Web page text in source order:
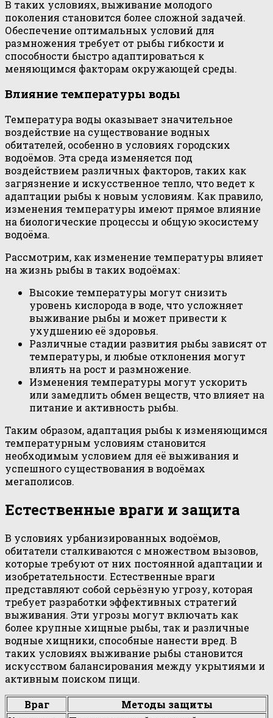
В таких условиях, выживание молодого
поколения становится более сложной задачей.
Обеспечение оптимальных условий для
размножения требует от рыбы гибкости и
способности быстро адаптироваться к
меняющимся факторам окружающей среды.
Влияние температуры воды
Температура воды оказывает значительное
воздействие на существование водных
обитателей, особенно в условиях городских
водоёмов. Эта среда изменяется под
воздействием различных факторов, таких как
загрязнение и искусственное тепло, что ведет к
адаптации рыбы к новым условиям. Как правило,
изменения температуры имеют прямое влияние
на биологические процессы и общую экосистему
водоёма.
Рассмотрим, как изменение температуры влияет
на жизнь рыбы в таких водоёмах:
Высокие температуры могут снизить
уровень кислорода в воде, что усложняет
выживание рыбы и может привести к
ухудшению её здоровья.
Различные стадии развития рыбы зависят от
температуры, и любые отклонения могут
влиять на рост и размножение.
Изменения температуры могут ускорить
или замедлить обмен веществ, что влияет на
питание и активность рыбы.
Таким образом, адаптация рыбы к изменяющимся
температурным условиям становится
необходимым условием для её выживания и
успешного существования в водоёмах
мегаполисов.
Естественные враги и защита
В условиях урбанизированных водоёмов,
обитатели сталкиваются с множеством вызовов,
которые требуют от них постоянной адаптации и
изобретательности. Естественные враги
представляют собой серьёзную угрозу, которая
требует разработки эффективных стратегий
выживания. Эти угрозы могут включать как
более крупные хищные рыбы, так и различные
водные хищники, способные нанести вред. В
таких условиях выживание рыбы становится
искусством балансирования между укрытиями и
активным поиском пищи.
Враг
Методы защиты